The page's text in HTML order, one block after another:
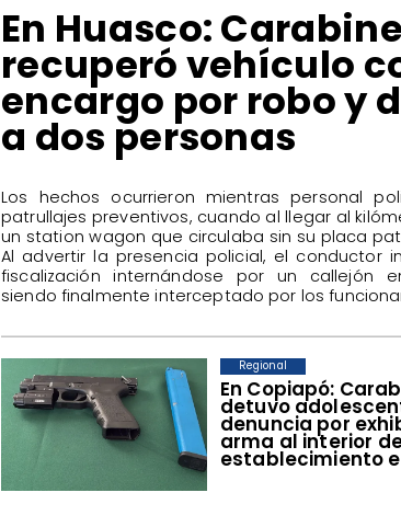
​En Copiapó:
detuvo
denuncia por
arma al interior
establecimiento
Regional
​En Huasco:
recuperó vehículo
encargo por robo y
a dos personas
​Los hechos ocurrieron mientras personal
patrullajes preventivos, cuando al llegar al
un station wagon que circulaba sin su placa
Al advertir la presencia policial, el conductor
fiscalización internándose por un callejón
siendo finalmente interceptado por los